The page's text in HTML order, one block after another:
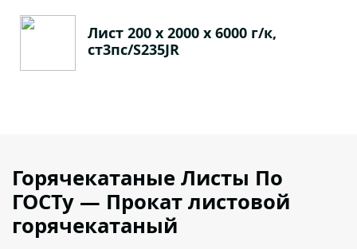
Лист 200 х 2000 х 6000 г/к,
ст3пс/S235JR
Горячекатаные Листы По
ГОСТу — Прокат листовой
горячекатаный